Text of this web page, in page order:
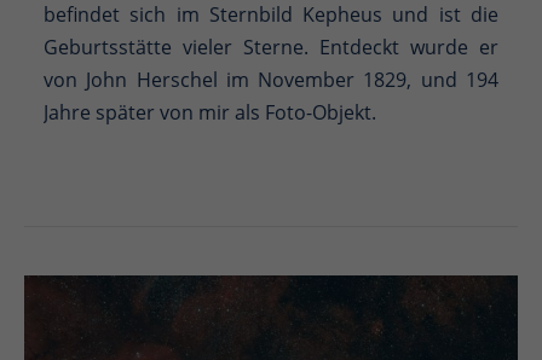
befindet sich im Sternbild Kepheus und ist die
Geburtsstätte vieler Sterne. Entdeckt wurde er
von John Herschel im November 1829, und 194
Jahre später von mir als Foto-Objekt.